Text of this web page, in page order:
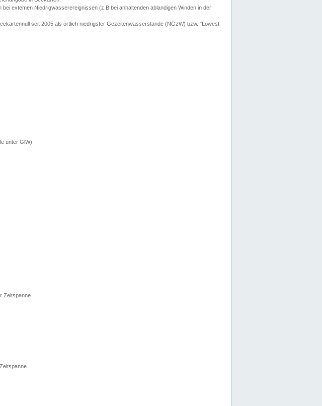
extemen Niedrigwasserereignissen (z.B bei anhaltenden ablandigen Winden in der
seit 2005 als örtlich niedrigster Gezeitenwasserstande (NGzW) bzw. "Lowest
unter GlW)
Zeitspanne